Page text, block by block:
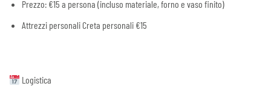
Prezzo: €15 a persona (incluso materiale, forno e vaso finito)
Attrezzi personali Creta personali €15
Logistica